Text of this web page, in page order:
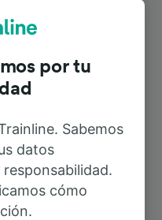
desde Pian del
9min
28min
por tu
Sabemos
datos
cómo